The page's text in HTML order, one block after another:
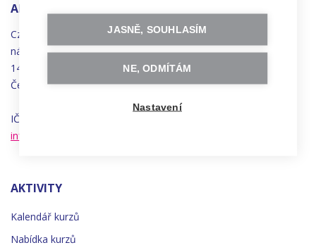
ADRESA
Czechitas, z.ú.
náměstí
Bratří Synků 1748/17
140 00 Praha 4 - Nusle
Česká republika
IČO 22834958 | DIČ CZ22834958
info@czechitas.cz
AKTIVITY
Kalendář kurzů
Nabídka kurzů
JASNĚ, SOUHLASÍM
NE, ODMÍTÁM
Nastavení